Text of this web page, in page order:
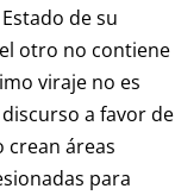
de su
otro no contiene
viraje no es
a favor de
crean áreas
para